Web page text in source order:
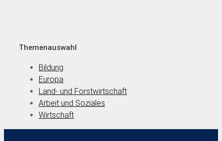
Themenauswahl
Bildung
Europa
Land- und Forstwirtschaft
Arbeit und Soziales
Wirtschaft